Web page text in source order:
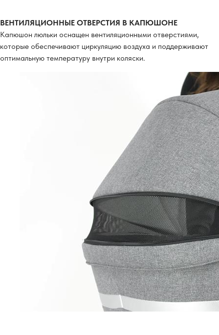
ВЕНТИЛЯЦИОННЫЕ ОТВЕРСТИЯ В КАПЮШОНЕ
Капюшон люльки оснащен вентиляционными отверстиями,
которые обеспечивают циркуляцию воздуха и поддерживают
оптимальную температуру внутри коляски.